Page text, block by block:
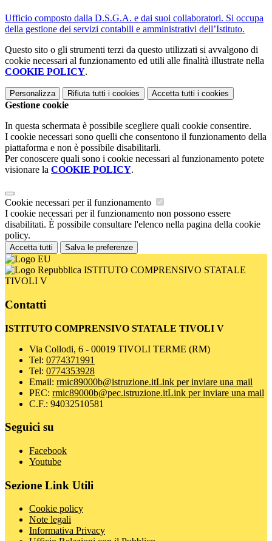
Ufficio composto dalla D.S.G.A. e dai suoi collaboratori. Si occupa
della gestione dei servizi contabili e amministrativi dell’Istituto.
Questo sito o gli strumenti terzi da questo utilizzati si avvalgono di
cookie necessari al funzionamento ed utili alle finalità illustrate nella
COOKIE POLICY.
Personalizza Rifiuta tutti i cookies Accetta tutti i cookies
Gestione cookie
In questa schermata è possibile scegliere quali cookie consentire.
I cookie necessari sono quelli che consentono il funzionamento della
piattaforma e non è possibile disabilitarli.
Per conoscere quali sono i cookie necessari al funzionamento potete
visionare la COOKIE POLICY.
Cookie necessari per il funzionamento
I cookie necessari per il funzionamento non possono essere
disabilitati. È possibile consultare l'elenco nella pagina della cookie
policy.
Accetta tutti Salva le preferenze
ISTITUTO COMPRENSIVO STATALE
TIVOLI V
Contatti
ISTITUTO COMPRENSIVO STATALE TIVOLI V
Via Collodi, 6 - 00019 TIVOLI TERME (RM)
Tel: 0774371991
Tel: 0774353928
Email: rmic89000b@istruzione.itLink per inviare una mail
PEC: rmic89000b@pec.istruzione.itLink per inviare una mail
C.F.: 94032510581
Seguici su
Facebook
Youtube
Sezione Link Utili
Cookie policy
Note legali
Informativa Privacy